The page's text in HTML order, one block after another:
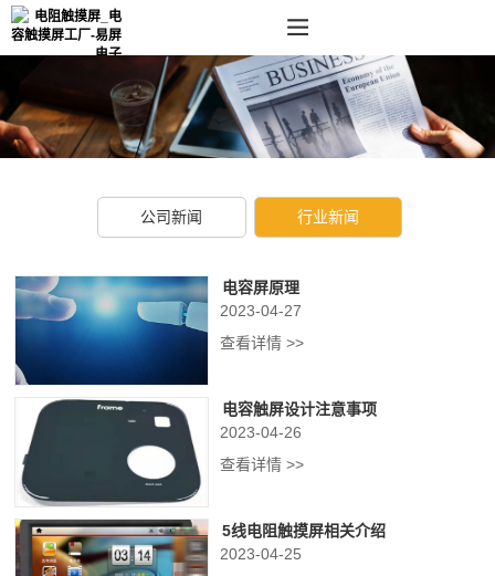
公司新闻 行业新闻
电容屏原理
2023-04-27
查看详情 >>
电容触屏设计注意事项
2023-04-26
查看详情 >>
5线电阻触摸屏相关介绍
2023-04-25